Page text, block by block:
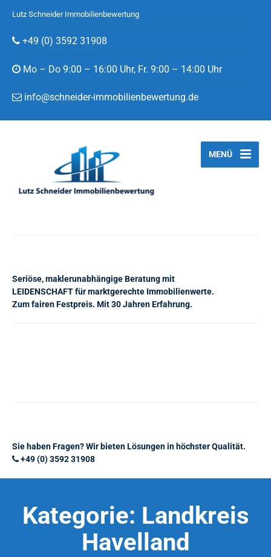
Lutz Schneider Immobilienbewertung
+49 (0) 3592 31908
Mo – Do 9:00 – 16:00 Uhr, Fr. 9:00 – 14:00 Uhr
info@schneider-immobilienbewertung.de
Seriöse, maklerunabhängige Beratung mit
LEIDENSCHAFT für marktgerechte Immobilienwerte.
Zum fairen Festpreis. Mit 30 Jahren Erfahrung.
MENÜ
Sie haben Fragen? Wir bieten Lösungen in höchster Qualität.
+49 (0) 3592 31908
Kategorie: Landkreis
Havelland